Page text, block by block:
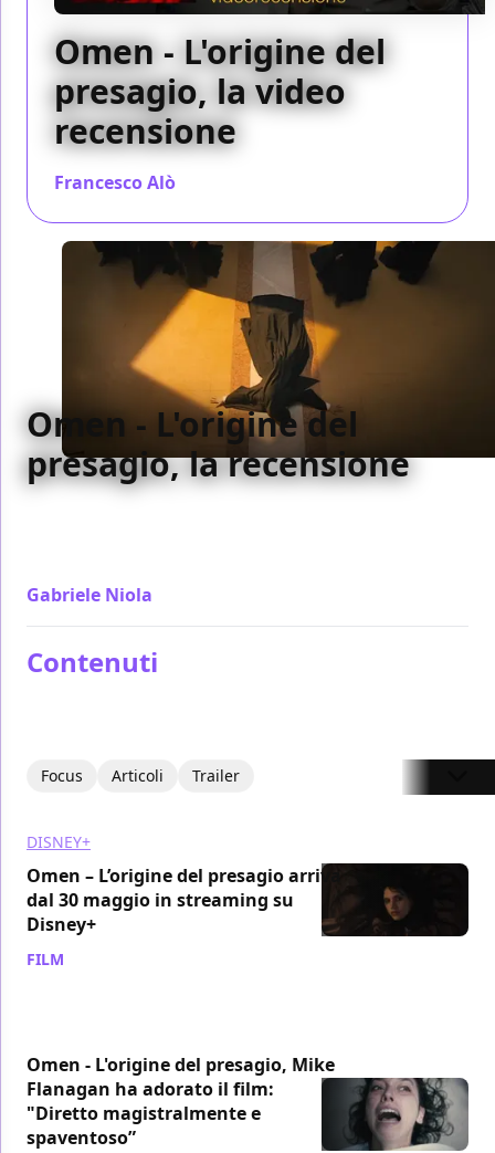
Omen - L'origine del
presagio, la video
recensione
Francesco Alò
Omen - L'origine del
presagio, la recensione
Gabriele Niola
Contenuti
Focus Articoli Trailer
DISNEY+
Omen – L’origine del presagio arriva
dal 30 maggio in streaming su
Disney+
FILM
Omen - L'origine del presagio, Mike
Flanagan ha adorato il film:
"Diretto magistralmente e
spaventoso”